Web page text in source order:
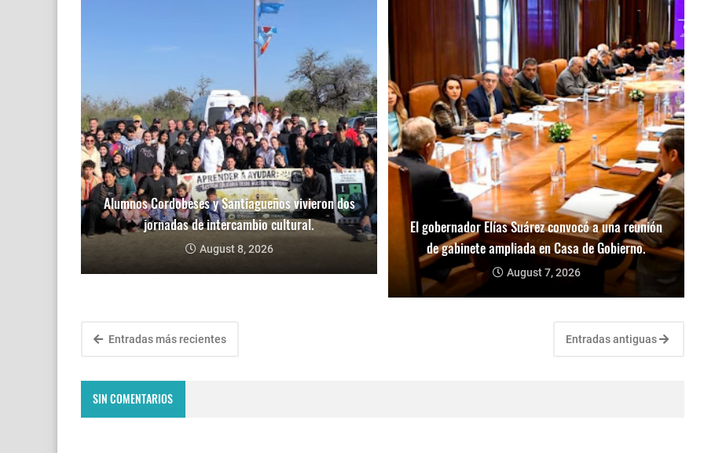
Alumnos Cordobeses y Santiagueños vivieron dos
jornadas de intercambio cultural.
August 8, 2026
El gobernador Elías Suárez convocó a una reunión
de gabinete ampliada en Casa de Gobierno.
August 7, 2026
Entradas más recientes Entradas antiguas
SIN COMENTARIOS